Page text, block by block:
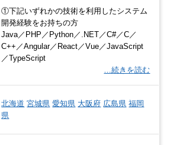
①下記いずれかの技術を利用したシステム
開発経験をお持ちの方
Java／PHP／Python／.NET／C#／C／
C++／Angular／React／Vue／JavaScript
／TypeScript
…続きを読む
北海道 宮城県 愛知県 大阪府 広島県 福岡
県